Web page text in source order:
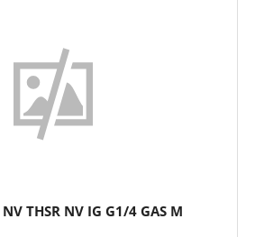
THSR NV IG G1/4 GAS M